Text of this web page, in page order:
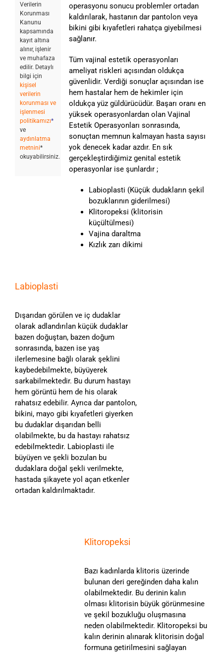
Verilerin
Korunması
Kanunu
kapsamında
kayıt altına
alınır, işlenir
ve muhafaza
edilir. Detaylı
bilgi için
kişisel
verilerin
korunması ve
işlenmesi
politikamızı*
ve
aydınlatma
metnini*
okuyabilirsiniz.
operasyonu sonucu problemler ortadan
kaldırılarak, hastanın dar pantolon veya
bikini gibi kıyafetleri rahatça giyebilmesi
sağlanır.
Tüm vajinal estetik operasyonları
ameliyat riskleri açısından oldukça
güvenlidir. Verdiği sonuçlar açısından ise
hem hastalar hem de hekimler için
oldukça yüz güldürücüdür. Başarı oranı en
yüksek operasyonlardan olan Vajinal
Estetik Operasyonları sonrasında,
sonuçtan memnun kalmayan hasta sayısı
yok denecek kadar azdır. En sık
gerçekleştirdiğimiz genital estetik
operasyonlar ise şunlardır ;
Labioplasti (Küçük dudakların şekil
bozuklarının giderilmesi)
Klitoropeksi (klitorisin
küçültülmesi)
Vajina daraltma
Kızlık zarı dikimi
Labioplasti
Dışarıdan görülen ve iç dudaklar
olarak adlandırılan küçük dudaklar
bazen doğuştan, bazen doğum
sonrasında, bazen ise yaş
ilerlemesine bağlı olarak şeklini
kaybedebilmekte, büyüyerek
sarkabilmektedir. Bu durum hastayı
hem görüntü hem de his olarak
rahatsız edebilir. Ayrıca dar pantolon,
bikini, mayo gibi kıyafetleri giyerken
bu dudaklar dışarıdan belli
olabilmekte, bu da hastayı rahatsız
edebilmektedir. Labioplasti ile
büyüyen ve şekli bozulan bu
dudaklara doğal şekli verilmekte,
hastada şikayete yol açan etkenler
ortadan kaldırılmaktadır.
Klitoropeksi
Bazı kadınlarda klitoris üzerinde
bulunan deri gereğinden daha kalın
olabilmektedir. Bu derinin kalın
olması klitorisin büyük görünmesine
ve şekil bozukluğu oluşmasına
neden olabilmektedir. Klitoropeksi bu
kalın derinin alınarak klitorisin doğal
formuna getirilmesini sağlayan